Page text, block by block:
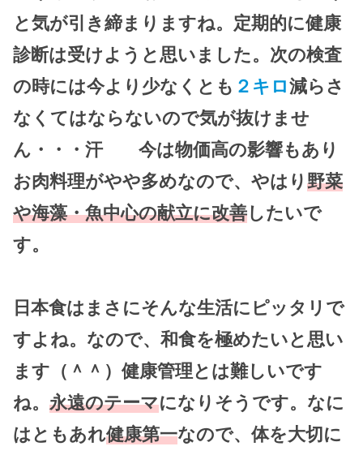
と気が引き締まりますね。定期的に健康
診断は受けようと思いました。次の検査
の時には今より少なくとも ２キロ減らさ
なくてはならないので気が抜けませ
ん・・・汗 今は物価高の影響もあり
お肉料理がやや多めなので、やはり 野菜
や海藻・魚中心の献立に改善したいで
す。
日本食はまさにそんな生活にピッタリで
すよね。なので、和食を極めたいと思い
ます（＾＾）健康管理とは難しいです
ね。 永遠のテーマになりそうです。なに
はともあれ健康第一なので、体を大切に